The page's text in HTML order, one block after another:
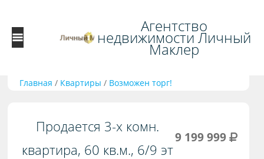
Агентство
недвижимости Личный
Маклер
Главная / Квартиры / Возможен торг!
Продается 3-х комн.
квартира, 60 кв.м., 6/9 эт
9 199 999